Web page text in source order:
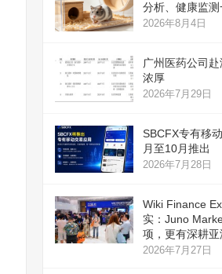
分析、健康监测
2026年8月4日
广州医药公司
浓厚
2026年7月29日
SBCFX专有移
月至10月推出
2026年7月28日
Wiki Finance
实：Juno
项，更有深耕
2026年7月27日